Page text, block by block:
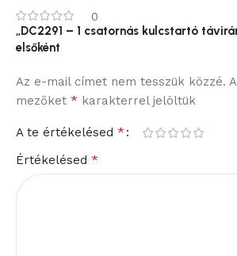
0
„DC2291 – 1 csatornás kulcstartó
elsőként
Az e-mail címet nem tesszük közzé.
mezőket * karakterrel jelöltük
A te értékelésed *
Értékelésed *